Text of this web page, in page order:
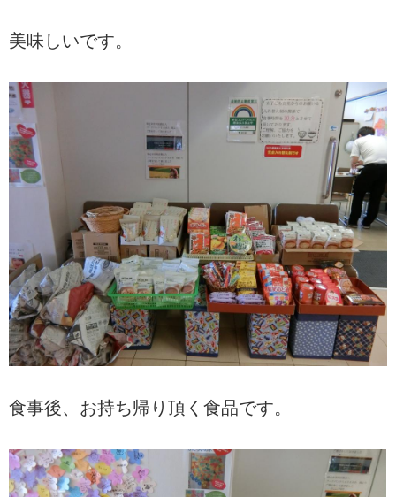
美味しいです。
食事後、お持ち帰り頂く食品です。